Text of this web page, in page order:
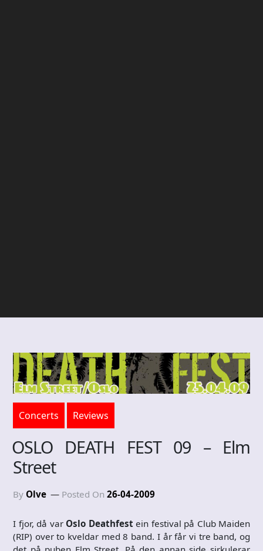
Concerts Reviews
OSLO DEATH FEST 09 – Elm
Street
By Olve Posted On 26-04-2009
I fjor, då var Oslo Deathfest ein festival på Club Maiden
(RIP) over to kveldar med 8 band. I år får vi tre band, og